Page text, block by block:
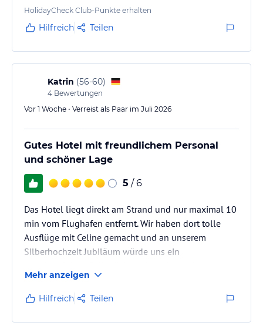
bietet es ein umfangreiches Unterhaltungsprogramm für Kinder,
Gästen stehen im Hotel 2 herrliche Pools zur Verfügung. Der
vom Wasser aus bewundern können.
Hinweis: Allgemeine und unverbindliche
Hoteliers-/Veranstalter-/Kataloginformationen. Alle Angaben
lies vor der Buchung die verbindlichen Angebotsdetailsdes
jeweiligen Veranstalters.
Klimaanlage funktioniert sehr gut und leise.
Negativ: Das gesamte Bad ist total ab geranzt: der
Paste grob über schwarz gewordene Fugen
geschmiert; Wanne gelbe…
HolidayCheck Club-Punkte erhalten
Hilfreich Teilen
Katrin (56-60)
4 Bewertungen
Vor 1 Woche • Verreist als Paar im Juli 2026
Gutes Hotel mit freundlichem Personal
und schöner Lage
5 / 6
Das Hotel liegt direkt am Strand und nur maximal 10
min vom Flughafen entfernt. Wir haben dort tolle
Ausflüge mit Celine gemacht und an unserem
Silberhochzeit Jubiläum würde uns ein
super . Besonders erwähnen möchte ich Nancy Leticia
Sahra und Kenny 👍aber auch alle anderen
Angestellte von der Toilettenfrau Zimmerpersonal
Kellner Rezeption und Strand.Alle immer freundlich
Mehr anzeigen
Hilfreich Teilen